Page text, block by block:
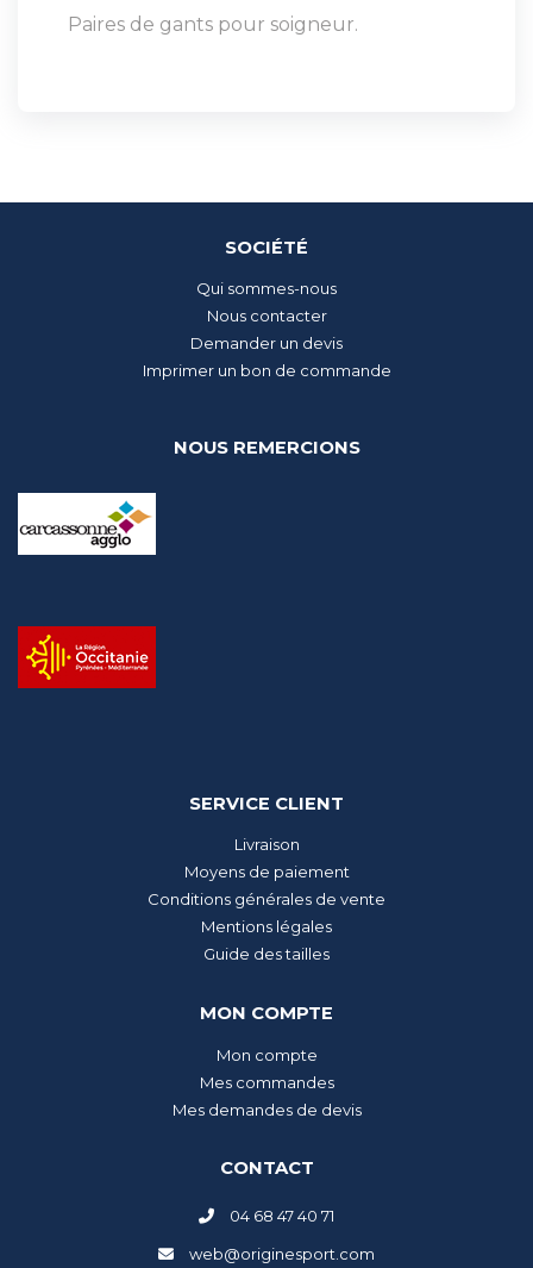
Paires de gants pour soigneur.
SOCIÉTÉ
Qui sommes-nous
Nous contacter
Demander un devis
Imprimer un bon de commande
NOUS REMERCIONS
SERVICE CLIENT
Livraison
Moyens de paiement
Conditions générales de vente
Mentions légales
Guide des tailles
MON COMPTE
Mon compte
Mes commandes
Mes demandes de devis
CONTACT
04 68 47 40 71
web@originesport.com